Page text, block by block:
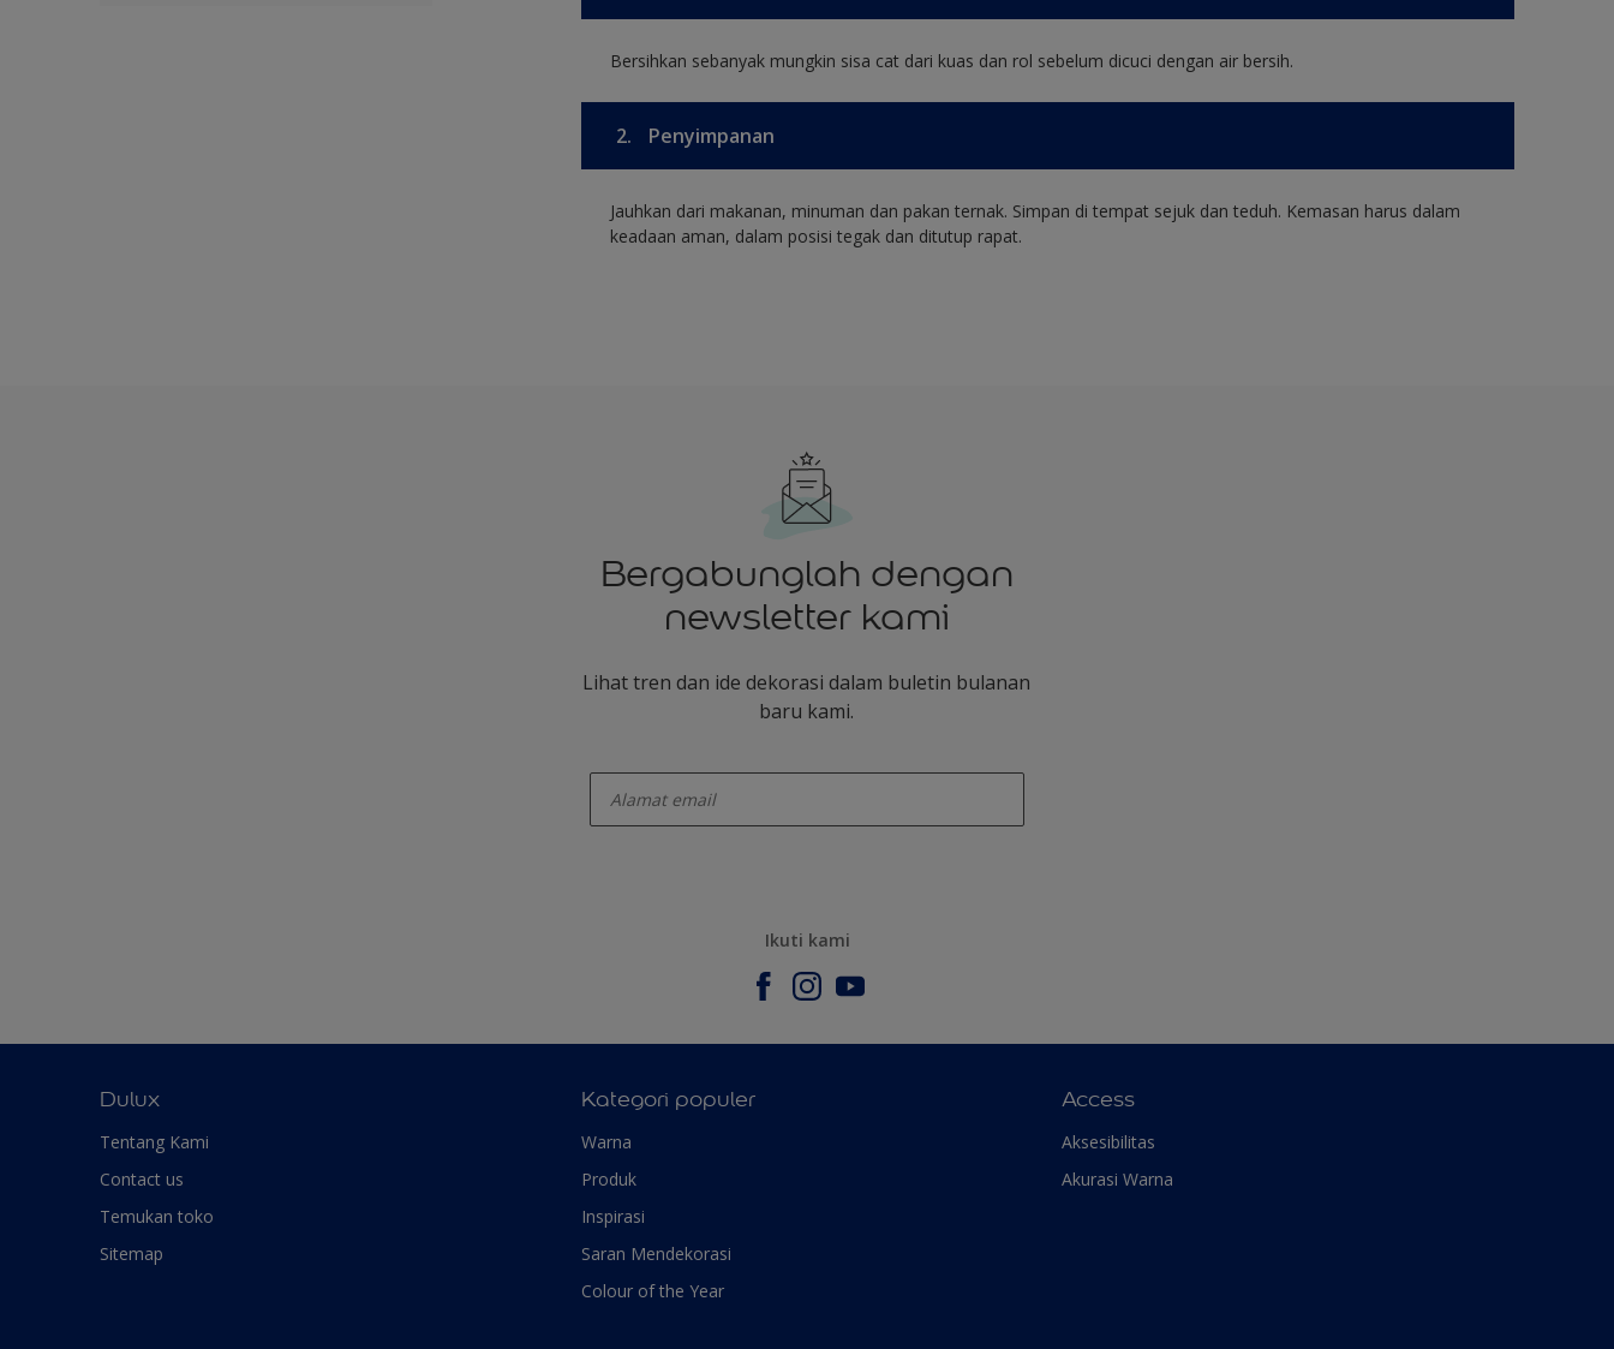
Bersihkan sebanyak mungkin sisa cat dari kuas dan rol sebelum dicuci dengan air bersih.
2. Penyimpanan
Jauhkan dari makanan, minuman dan pakan ternak. Simpan di tempat sejuk dan teduh. Kemasan harus dalam
keadaan aman, dalam posisi tegak dan ditutup rapat.
Bergabunglah dengan
newsletter kami
Lihat tren dan ide dekorasi dalam buletin bulanan
baru kami.
Ikuti kami
Dulux
Tentang Kami
Contact us
Temukan toko
Sitemap
Kategori populer
Warna
Produk
Inspirasi
Saran Mendekorasi
Colour of the Year
Access
Aksesibilitas
Akurasi Warna